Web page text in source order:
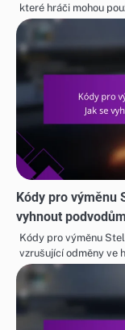
které hráči mohou
Kódy pro výměnu
vyhnout
Kódy pro výměnu
vzrušující odměny ve